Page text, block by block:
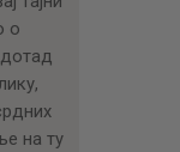
о
на ту